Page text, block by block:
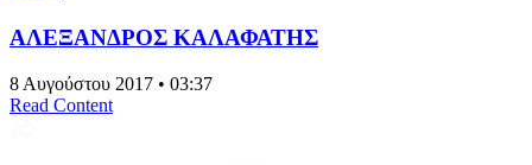
ΑΛΕΞΑΝΔΡΟΣ ΚΑΛΑΦΑΤΗΣ
8 Αυγούστου 2017 • 03:37
Read Content